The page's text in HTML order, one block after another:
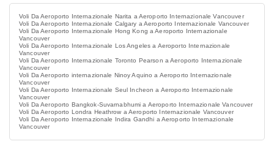
Voli Da Aeroporto Internazionale Narita a Aeroporto Internazionale Vancouver
Voli Da Aeroporto Internazionale Calgary a Aeroporto Internazionale Vancouver
Voli Da Aeroporto Internazionale Hong Kong a Aeroporto Internazionale
Vancouver
Voli Da Aeroporto Internazionale Los Angeles a Aeroporto Internazionale
Vancouver
Voli Da Aeroporto Internazionale Toronto Pearson a Aeroporto Internazionale
Vancouver
Voli Da Aeroporto internazionale Ninoy Aquino a Aeroporto Internazionale
Vancouver
Voli Da Aeroporto Internazionale Seul Incheon a Aeroporto Internazionale
Vancouver
Voli Da Aeroporto Bangkok-Suvarnabhumi a Aeroporto Internazionale Vancouver
Voli Da Aeroporto Londra Heathrow a Aeroporto Internazionale Vancouver
Voli Da Aeroporto Internazionale Indira Gandhi a Aeroporto Internazionale
Vancouver